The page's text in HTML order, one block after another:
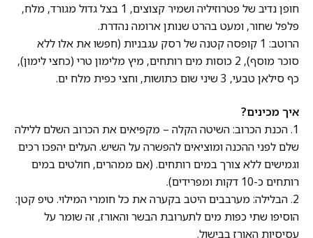
חופן נדיב של פטרוזיליה ושמיר קצוצים, 1 בצל גדול מגורד, מלח,
פלפל שחור, ומעט בהרט שנותן ארומה נהדרת.
הרוטב: 1 קופסה קטנה של רסק עגבניות (חפשו את אלו ללא
סוכר מוסף), 2 כוסות מים רותחים, מיץ מלימון טרי (כחצי לימון),
כף סילאן טבעי, 3 שיני שום כתושות, וחצי כפית מלח ים.
איך מכינים?
1. הכנת הכרוב: השיטה הקלה – מקפיאים את הכרוב השלם ללילה
שלם לפני ההכנה ומוציאים להפשרה על השיש. העלים יהפכו רכים
וגמישים ללא צורך במים רותחים. (אם ממהרים, חולטים במים
רותחים כ-10 דקות ומפרידים).
2. הבלילה: מערבבים היטב בקערה את כל חומרי המילוי. טיפ קטן:
הוסיפו שתי כפות מים לתערובת הבשר והאורז, זה שומר על
עסיסיות האורז בבישול.